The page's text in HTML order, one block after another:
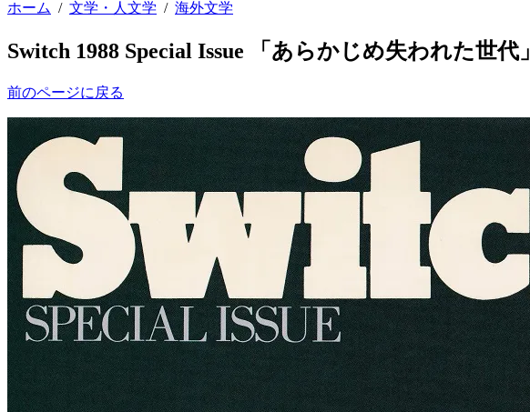
ホーム / 文学・人文学 / 海外文学
Switch 1988 Special Issue 「あらかじめ失われた世代」
前のページに戻る